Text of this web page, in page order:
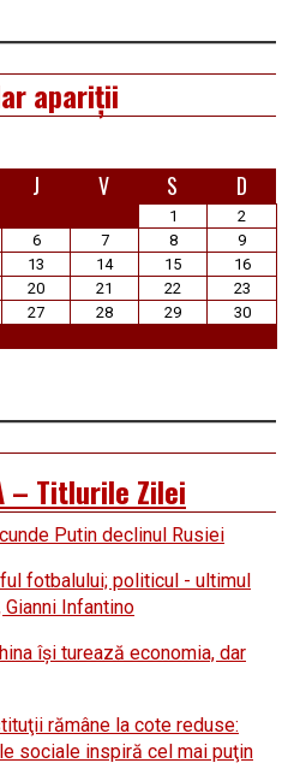
apariții
J V S D
1
2
6 7 8
9
13 14 15
16
20 21 22
23
27 28 29
30
– Titlurile Zilei
Putin declinul Rusiei
fotbalului; politicul - ultimul
Infantino
îşi turează economia, dar
rămâne la cote reduse:
sociale inspiră cel mai puţin